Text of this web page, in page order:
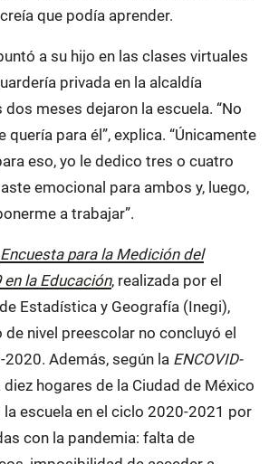
que podía aprender.
a su hijo en las clases virtuales
privada en la alcaldía
dos meses dejaron la escuela. “No
quería para él”, explica. “Únicamente
eso, yo le dedico tres o cuatro
emocional para ambos y, luego,
a trabajar”.
Encuesta para la Medición del
la Educación, realizada por el
Estadística y Geografía (Inegi),
de nivel preescolar no concluyó el
Además, según la ENCOVID-
diez hogares de la Ciudad de México
la escuela en el ciclo 2020-2021 por
con la pandemia: falta de